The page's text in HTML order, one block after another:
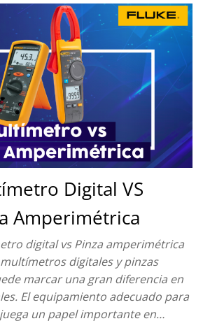
Digital VS
Amperimétrica
digital vs Pinza amperimétrica
digitales y pinzas
marcar una gran diferencia en
El equipamiento adecuado para
un papel importante en…